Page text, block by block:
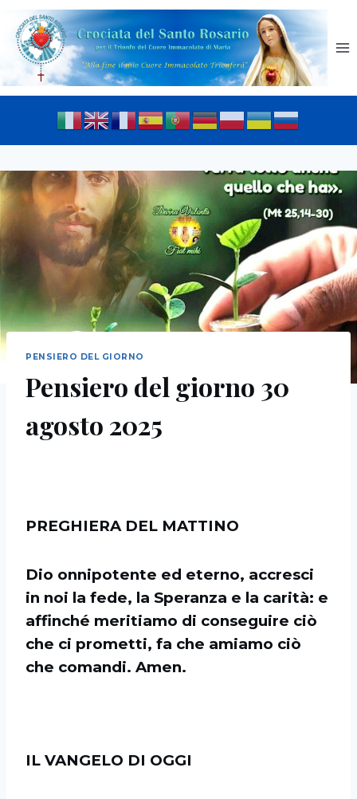
PENSIERO DEL GIORNO
Pensiero del giorno 30
agosto 2025
PREGHIERA DEL MATTINO
Dio onnipotente ed eterno, accresci
in noi la fede, la Speranza e la carità: e
affinché meritiamo di conseguire ciò
che ci prometti, fa che amiamo ciò
che comandi. Amen.
IL VANGELO DI OGGI